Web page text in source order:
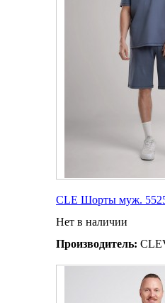
CLE Шорты муж.
Нет в наличии
Производитель: